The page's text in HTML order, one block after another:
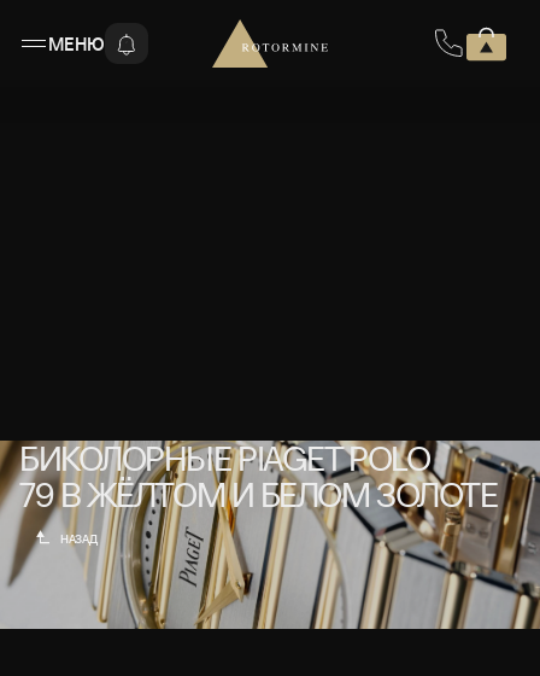
МЕНЮ
НАЗАД
БИКОЛОРНЫЕ PIAGET POLO
79 В ЖЁЛТОМ И БЕЛОМ ЗОЛОТЕ